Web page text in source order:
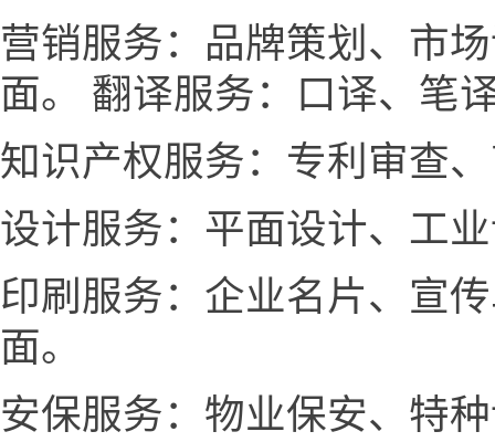
营销服务：品牌策划、市
面。 翻译服务：口译、笔
知识产权服务：专利审查
设计服务：平面设计、工
印刷服务：企业名片、宣
面。
安保服务：物业保安、特